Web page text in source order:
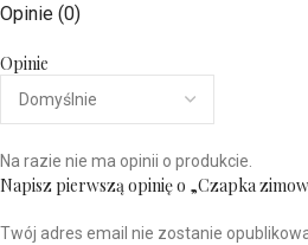
Opinie (0)
Opinie
Na razie nie ma opinii o produkcie.
Napisz pierwszą opinię o „Czapka
Twój adres email nie zostanie